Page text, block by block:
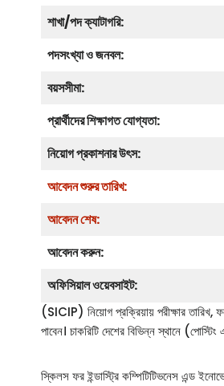
শাখা/পদ ক্যাটাগরি:
পদসংখ্যা ও জনবল:
বয়সসীমা:
প্রার্থীদের শিক্ষাগত যোগ্যতা:
নিয়োগ প্রকাশনার উৎস:
আবেদন শুরুর তারিখ:
আবেদন শেষ:
আবেদন করুন:
অফিসিয়াল ওয়েবসাইট:
(SICIP) নিয়োগ প্রক্রিয়ায় পরীক্ষার তারিখ,
পাবেন। চাকরিটি দেশের বিভিন্ন স্থানে
স্কিলস ফর ইন্ডাস্ট্রি কম্পিটিটিভনেস এন্ড